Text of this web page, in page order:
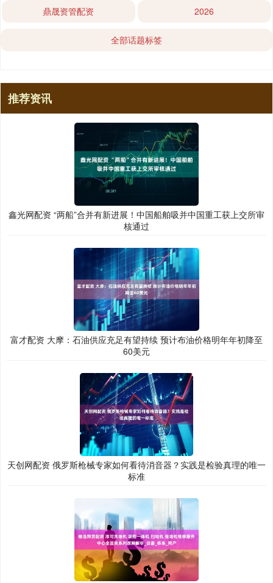
鼎晟资管配资 2026
全部话题标签
推荐资讯
鑫光网配资 “两船”合并有新进展！中国船舶吸并中国重工获上交所审
核通过
富才配资 大摩：石油供应充足有望持续 预计布油价格明年年初降至
60美元
天创网配资 俄罗斯枪械专家如何看待消音器？实践是检验真理的唯一
标准